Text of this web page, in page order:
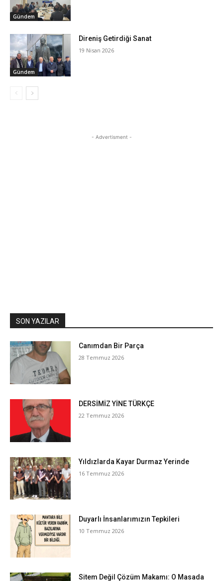
Gündem
Gündem
Direniş Getirdiği Sanat
19 Nisan 2026
- Advertisment -
SON YAZILAR
Canımdan Bir Parça
28 Temmuz 2026
DERSİMİZ YİNE TÜRKÇE
22 Temmuz 2026
Yıldızlarda Kayar Durmaz Yerinde
16 Temmuz 2026
Duyarlı İnsanlarımızın Tepkileri
10 Temmuz 2026
Sitem Değil Çözüm Makamı: O Masada